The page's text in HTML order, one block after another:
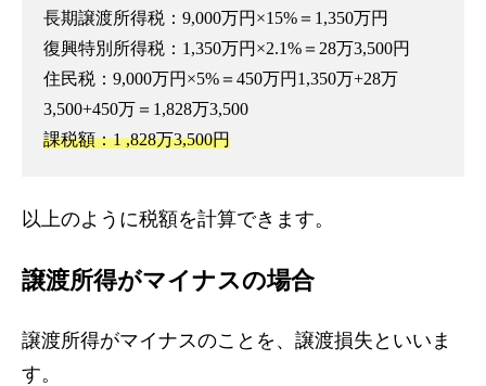
長期譲渡所得税：9,000万円×15%＝1,350万円
復興特別所得税：1,350万円×2.1%＝28万3,500円
住民税：9,000万円×5%＝450万円1,350万+28万
3,500+450万＝1,828万3,500
課税額：1 ,828万3,500円
以上のように税額を計算できます。
譲渡所得がマイナスの場合
譲渡所得がマイナスのことを、譲渡損失といいま
す。